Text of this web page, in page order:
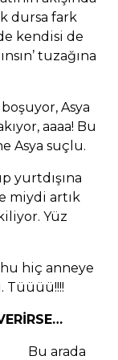
dursa fark
kendisi de
tuzağına
Asya
aaaa! Bu
Asya suçlu.
yurtdışına
miydi artık
Yüz
hiç anneye
Tüüüü!!!!
Bu arada